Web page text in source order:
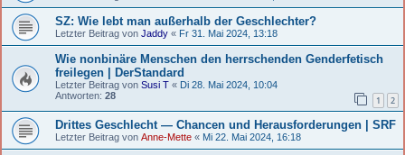
SZ: Wie lebt man außerhalb der Geschlechter?
Letzter Beitrag von Jaddy « Fr 31. Mai 2024, 13:18
Wie nonbinäre Menschen den herrschenden Genderfetisch
freilegen | DerStandard
Letzter Beitrag von Susi T « Di 28. Mai 2024, 10:04
Antworten: 28 1 2
Drittes Geschlecht — Chancen und Herausforderungen | SRF
Letzter Beitrag von Anne-Mette « Mi 22. Mai 2024, 16:18